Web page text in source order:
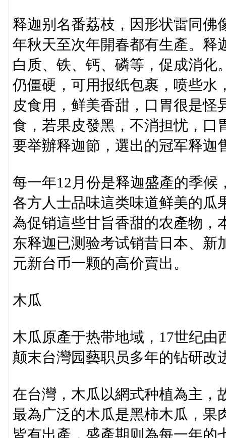
释迦别名番荔枝，因形状雷同佛
年秋天至次年開春都有生產。释
白质、铁、钙、磷等，促成消化
仍僵硬，可用报纸包裹，喷些水
皮食用，鲜美香甜，口胃很是
食，若果皮發黑，不消担忧，口
要举辦释迦節，選出的冠军释迦
每一年12月份是释迦盛產的季
各方人士品味這类味道鲜美的瓜
為促销這些甘旨香甜的农產物，
东释迦已测验考试销昔日本、新
元新台币一颗的高价賣出。
木瓜
木瓜原產于热带地域，17世纪
颠末台灣园藝职员多年的钻研改
在台灣，木瓜以網式种植為主，
最為广泛的木瓜是黑柿木瓜，果
皆有出產，盛產期则為每一年的